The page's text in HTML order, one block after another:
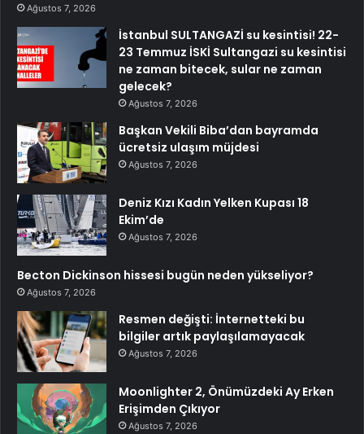
Ağustos 7, 2026
İstanbul SULTANGAZİ su kesintisi! 22-
23 Temmuz İSKİ Sultangazi su kesintisi
ne zaman bitecek, sular ne zaman
gelecek?
Ağustos 7, 2026
Başkan Vekili Biba’dan bayramda
ücretsiz ulaşım müjdesi
Ağustos 7, 2026
Deniz Kızı Kadın Yelken Kupası 18
Ekim’de
Ağustos 7, 2026
Becton Dickinson hissesi bugün neden yükseliyor?
Ağustos 7, 2026
Resmen değişti: İnternetteki bu
bilgiler artık paylaşılamayacak
Ağustos 7, 2026
Moonlighter 2, Önümüzdeki Ay Erken
Erişimden Çıkıyor
Ağustos 7, 2026